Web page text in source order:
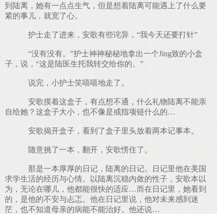
到陆离，她有一点点生气，但是想着陆离可能遇上了什么要
紧的事儿，就宽了心。
护士走了进来，安歌有些诧异，“我今天还要打针”
“没有没有。”护士神神秘秘地拿出一个Jing致的小盒
子，说，“这是陆医生托我转交给你的。”
说完，小护士笑嘻嘻地走了。
安歌摸着这盒子，有点想不通，什么礼物陆离不能亲
自给她？这盒子大小，也不像是戒指项链什么的…
安歌揭开盒子，看到了盒子里头放着两本记事本。
随意挑了一本，翻开，安歌愣住了。
那是一本厚厚的日记，陆离的日记。日记里他在美国
求学生活的经历与心情。以陆离沉稳内敛的性子，安歌本以
为，无论在哪儿，他都能很快的适应…而在日记里，她看到
的，是他的不安与忐忑。他在日记里说，他对未来感到迷
茫，也不知道母亲的病能不能治好。他还说…